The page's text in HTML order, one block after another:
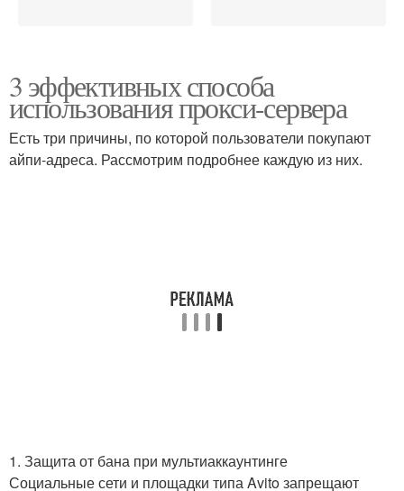
3 эффективных способа
использования прокси-сервера
Есть три причины, по которой пользователи покупают
айпи-адреса. Рассмотрим подробнее каждую из них.
1. Защита от бана при мультиаккаунтинге
Социальные сети и площадки типа Avito запрещают